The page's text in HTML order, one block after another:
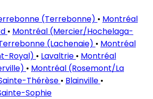
(Terrebonne) • Montréal
• Montréal (Mercier/Hochelaga-
(Lachenaie) • Montréal
Royal) • Lavaltrie • Montréal
• Montréal (Rosemont/La
Thérèse • Blainville •
Sophie